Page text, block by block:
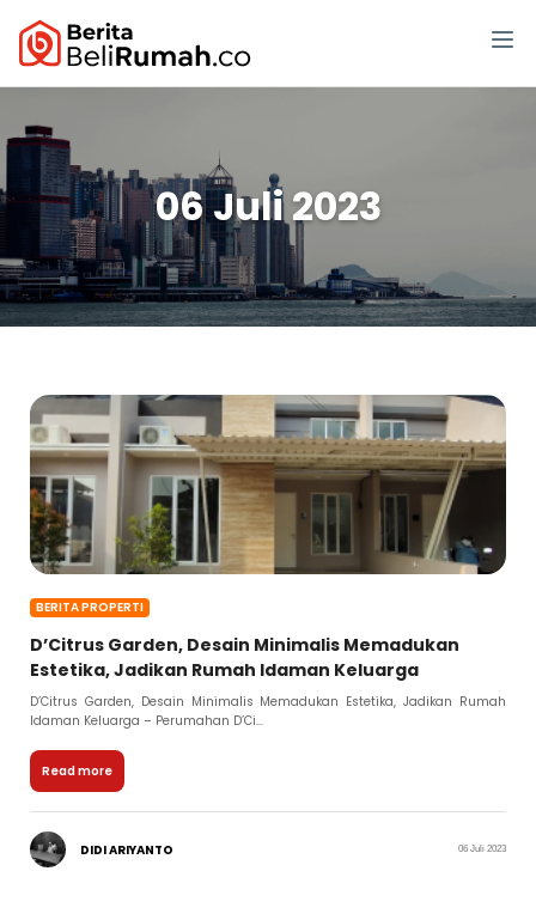
06 Juli 2023
BERITA PROPERTI
D’Citrus Garden, Desain Minimalis Memadukan
Estetika, Jadikan Rumah Idaman Keluarga
D’Citrus Garden, Desain Minimalis Memadukan Estetika, Jadikan Rumah
Idaman Keluarga – Perumahan D’Ci...
Read more
DIDI ARIYANTO 06 Juli 2023